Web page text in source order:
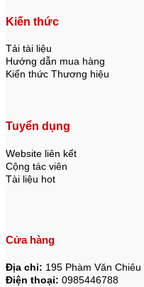
Kiến thức
Tải tài liệu
Hướng dẫn mua hàng
Kiến thức Thương hiệu
Tuyển dụng
Website liên kết
Cộng tác viên
Tài liệu hot
Cửa hàng
Địa chỉ: 195 Phàm Văn Chiêu
Điện thoại: 0985446788